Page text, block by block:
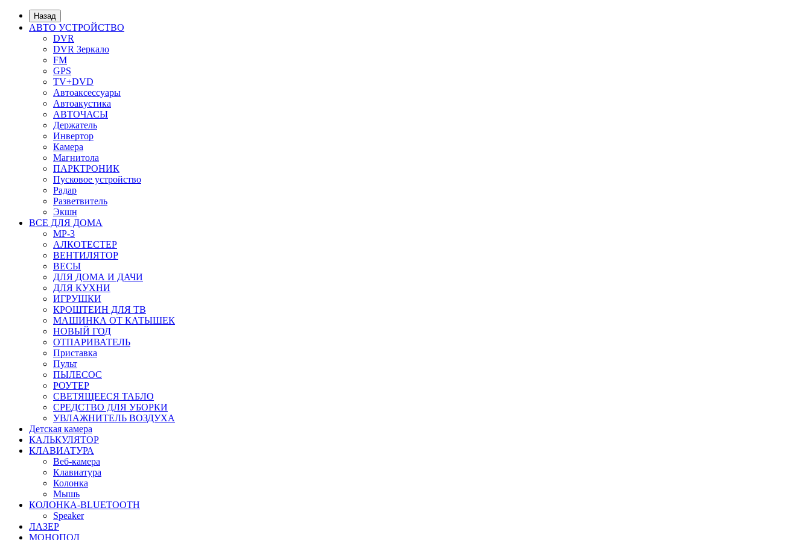
Назад
АВТО УСТРОЙСТВО
DVR
DVR Зеркало
FM
GPS
TV+DVD
Автоаксессуары
Автоакустика
АВТОЧАСЫ
Держатель
Инвертор
Камера
Магнитола
ПАРКТРОНИК
Пусковое устройство
Радар
Разветвитель
Экшн
ВСЕ ДЛЯ ДОМА
MP-3
АЛКОТЕСТЕР
ВЕНТИЛЯТОР
ВЕСЫ
ДЛЯ ДОМА И ДАЧИ
ДЛЯ КУХНИ
ИГРУШКИ
КРОШТЕИН ДЛЯ ТВ
МАШИНКА ОТ КАТЫШЕК
НОВЫЙ ГОД
ОТПАРИВАТЕЛЬ
Приставка
Пульт
ПЫЛЕСОС
РОУТЕР
СВЕТЯЩЕЕСЯ ТАБЛО
СРЕДСТВО ДЛЯ УБОРКИ
УВЛАЖНИТЕЛЬ ВОЗДУХА
Детская камера
КАЛЬКУЛЯТОР
КЛАВИАТУРА
Веб-камера
Клавиатура
Колонка
Мышь
КОЛОНКА-BLUETOOTH
Speaker
ЛАЗЕР
МОНОПОД